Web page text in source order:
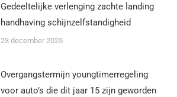
Gedeeltelijke verlenging zachte landing
handhaving schijnzelfstandigheid
23 december 2025
Overgangstermijn youngtimerregeling
voor auto’s die dit jaar 15 zijn geworden